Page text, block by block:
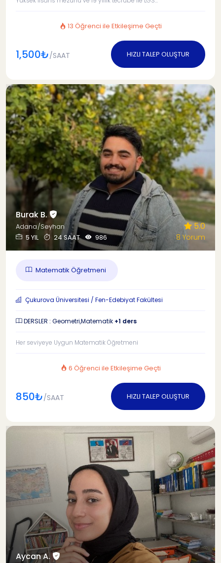
13 Öğrenci ile Etkileşime Geçti
1,500₺/SAAT HIZLI TALEP OLUŞTUR
Burak B.
Adana/Seyhan
5 YIL
24 SAAT 986
5.0
8 Yorum
Matematik Öğretmeni
Çukurova Üniversitesi / Fen-Edebiyat Fakültesi
DERSLER : Geometri,Matematik +1 ders
Her seviyeye Uygun Matematik Öğretmeni
6 Öğrenci ile Etkileşime Geçti
850₺/SAAT HIZLI TALEP OLUŞTUR
Aycan A.